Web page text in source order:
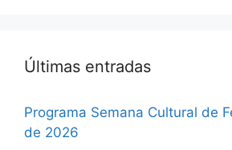
Últimas entradas
Programa Semana Cultural de
de 2026